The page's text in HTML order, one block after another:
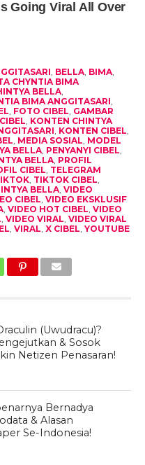
, BELLA, BIMA,
CHYNTIA BIMA
BELLA,
BIMA ANGGITASARI,
, FOTO CIBEL, GAMBAR
, KONTEN CHINTYA
, KONTEN CIBEL,
, MEDIA SOSIAL, MODEL
BELLA, PENYANYI CIBEL,
BELLA, PROFIL
CIBEL, TELEGRAM
, TIKTOK CIBEL,
BELLA, VIDEO
CIBEL, VIDEO EKSKLUSIF
, VIDEO HOT CIBEL, VIDEO
, VIDEO VIRAL, VIDEO VIRAL
, VIRAL, X CIBEL, YOUTUBE
(Uwudracu)?
& Sosok
Netizen Penasaran!
Bernadya
& Alasan
Se-Indonesia!